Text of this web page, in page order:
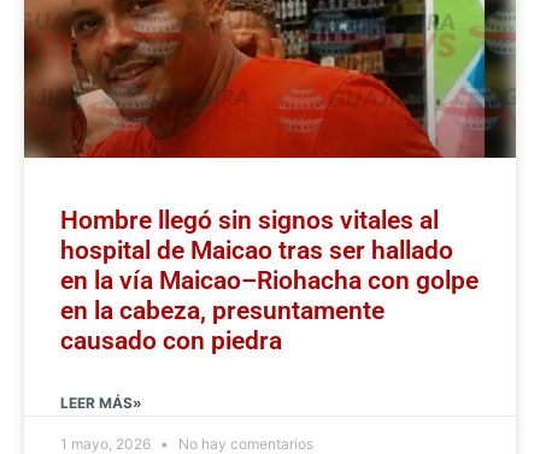
Hombre llegó sin signos vitales al
hospital de Maicao tras ser hallado
en la vía Maicao–Riohacha con golpe
en la cabeza, presuntamente
causado con piedra
LEER MÁS»
1 mayo, 2026 No hay comentarios